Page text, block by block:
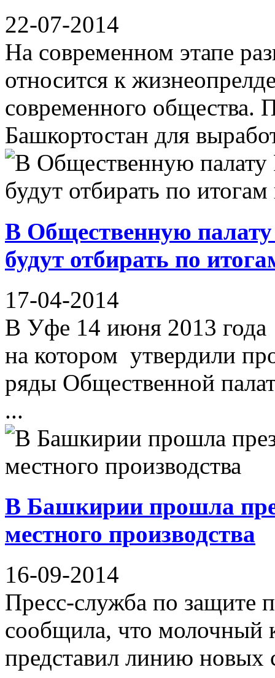
22-07-2014
На современном этапе
относится к
современного общества.
Башкортостан для
В Общественную
будут отбирать по
17-04-2014
В Уфе 14 июня 2013 года
на котором утвердили
ряды Общественной
...
В Башкирии прошла
местного производства
16-09-2014
Пресс-служба по защите
сообщила, что молочный
представил линию